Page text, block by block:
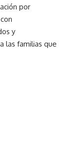
por
y
las familias que